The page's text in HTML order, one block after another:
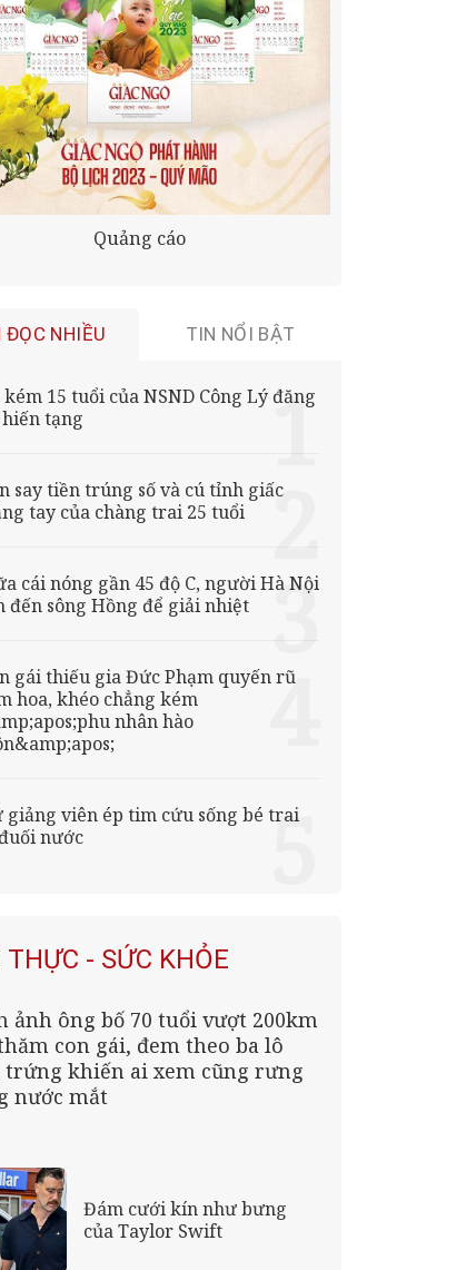
Quảng cáo
ĐỌC NHIỀU TIN NỔI BẬT
kém 15 tuổi của NSND Công Lý đăng
tạng
say tiền trúng số và cú tỉnh giấc
tay của chàng trai 25 tuổi
cái nóng gần 45 độ C, người Hà Nội
đến sông Hồng để giải nhiệt
gái thiếu gia Đức Phạm quyến rũ
hoa, khéo chẳng kém
nhân hào
giảng viên ép tim cứu sống bé trai
nước
- SỨC KHỎE
ảnh ông bố 70 tuổi vượt 200km
con gái, đem theo ba lô
trứng khiến ai xem cũng rưng
nước mắt
Đám cưới kín như bưng
của Taylor Swift